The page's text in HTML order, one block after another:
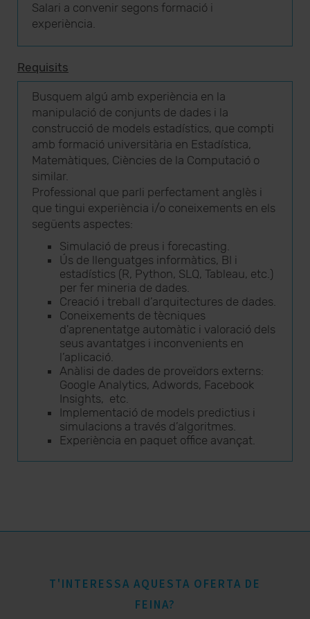
Salari a convenir segons formació i
experiència.
Requisits
Busquem algú amb experiència en la
manipulació de conjunts de dades i la
construcció de models estadístics, que compti
amb formació universitària en Estadística,
Matemàtiques, Ciències de la Computació o
similar.
Professional que parli perfectament anglès i
que tingui experiència i/o coneixements en els
següents aspectes:
Simulació de preus i forecasting.
Ús de llenguatges informàtics, BI i
estadístics (R, Python, SLQ, Tableau, etc.)
per fer mineria de dades.
Creació i treball d’arquitectures de dades.
Coneixements de tècniques
d'aprenentatge automàtic i valoració dels
seus avantatges i inconvenients en
l’aplicació.
Anàlisi de dades de proveïdors externs:
Google Analytics, Adwords, Facebook
Insights, etc.
Implementació de models predictius i
simulacions a través d’algoritmes.
Experiència en paquet office avançat.
T'INTERESSA AQUESTA OFERTA DE
FEINA?